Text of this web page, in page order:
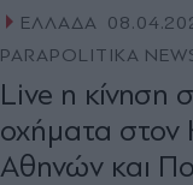
ΕΛΛΑΔΑ
PARAPOLITIKA
Live η κίνηση
οχήματα στον
Αθηνών και